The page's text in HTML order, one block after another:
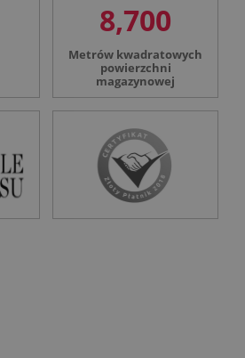
8,700
Metrów kwadratowych
powierzchni
magazynowej